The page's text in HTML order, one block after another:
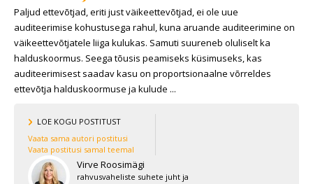
Paljud ettevõtjad, eriti just väikeettevõtjad, ei ole uue
auditeerimise kohustusega rahul, kuna aruande auditeerimine on
väikeettevõtjatele liiga kulukas. Samuti suureneb oluliselt ka
halduskoormus. Seega tõusis peamiseks küsimuseks, kas
auditeerimisest saadav kasu on proportsionaalne võrreldes
ettevõtja halduskoormuse ja kulude ...
LOE KOGU POSTITUST
Vaata sama autori postitusi
Vaata postitusi samal teemal
Virve Roosimägi
rahvusvaheliste suhete juht ja